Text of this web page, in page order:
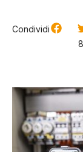
Condividi